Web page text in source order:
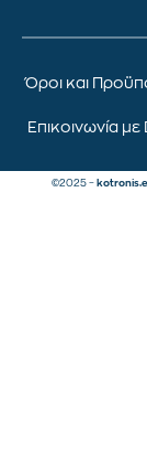
Όροι και
Επικοινωνία με
©2025 –